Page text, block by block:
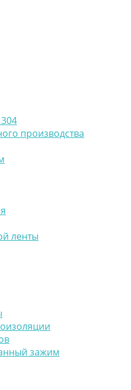
производства
ленты
зажим